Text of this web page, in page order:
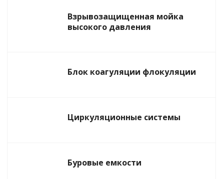
Взрывозащищенная мойка
высокого давления
Блок коагуляции флокуляции
Циркуляционные системы
Буровые емкости